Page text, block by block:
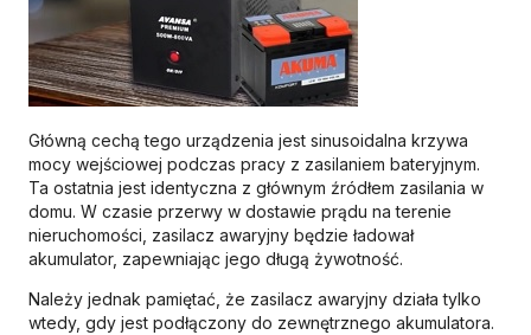
Główną cechą tego urządzenia jest sinusoidalna krzywa
mocy wejściowej podczas pracy z zasilaniem bateryjnym.
Ta ostatnia jest identyczna z głównym źródłem zasilania w
domu. W czasie przerwy w dostawie prądu na terenie
nieruchomości, zasilacz awaryjny będzie ładował
akumulator, zapewniając jego długą żywotność.
Należy jednak pamiętać, że zasilacz awaryjny działa tylko
wtedy, gdy jest podłączony do zewnętrznego akumulatora.